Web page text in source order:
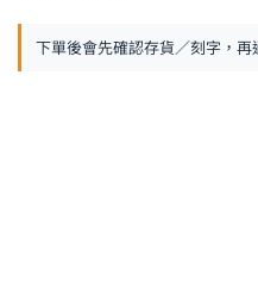
下單後會先確認存貨／刻字，再